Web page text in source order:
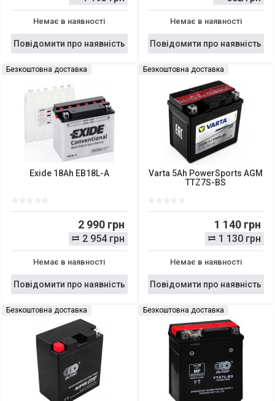
Немає в наявності
Повідомити про наявність
Немає в наявності
Повідомити про наявність
Безкоштовна доставка
Exide 18Ah EB18L-A
2 990 грн
2 954 грн
Немає в наявності
Повідомити про наявність
Безкоштовна доставка
Varta 5Ah PowerSports AGM
TTZ7S-BS
1 140 грн
1 130 грн
Немає в наявності
Повідомити про наявність
Безкоштовна доставка Безкоштовна доставка